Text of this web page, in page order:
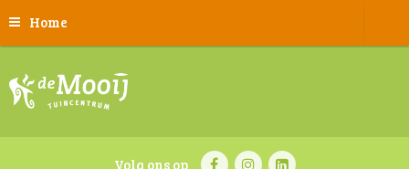
Home
Volg ons op